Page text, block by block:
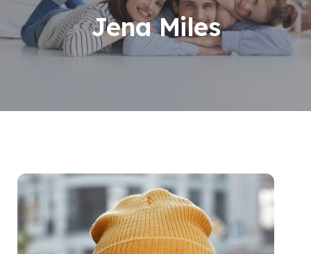
Jena Miles